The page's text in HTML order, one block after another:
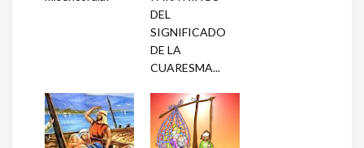
DEL
SIGNIFICADO
DE LA
CUARESMA...